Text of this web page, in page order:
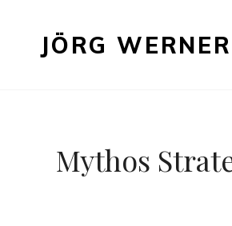
JÖRG WERNER
Mythos